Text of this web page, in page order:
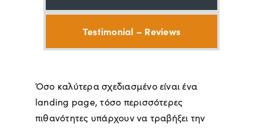
Testimonial – Reviews
Όσο καλύτερα σχεδιασμένο είναι ένα
landing page, τόσο περισσότερες
πιθανότητες υπάρχουν να τραβήξει την